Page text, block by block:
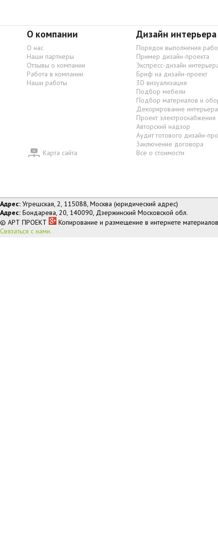
О компании
О нас
Наши партнеры
Отзывы о компании
Работа в компании
Наши работы
Карта сайта
Дизайн интерьера
Порядок выполнения
Пример дизайн-проекта
Экспресс-дизайн
Бриф на дизайн-проект
3D визуализация
Подбор мебели
Подбор материалов и
Декорирование интерьера
Проект электроснабжения
Авторский надзор
Аудит готового дизайн-
Заключение договора
Все о стоимости
Адрес: Угрешская, 2, 115088, Москва (юридический адрес)
Адрес: Бондарева, 20, 140090, Дзержинский Московской обл.
© АРТ ПРОЕКТ
Копирование и размещение в интернете
Связаться с нами.